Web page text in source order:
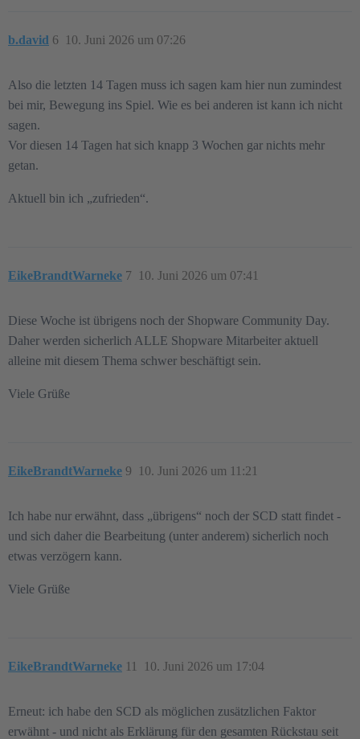
b.david 10. Juni 2026 um 07:26
6
Also die letzten 14 Tagen muss ich sagen kam hier nun zumindest
bei mir, Bewegung ins Spiel. Wie es bei anderen ist kann ich nicht
sagen.
Vor diesen 14 Tagen hat sich knapp 3 Wochen gar nichts mehr
getan.
Aktuell bin ich „zufrieden“.
EikeBrandtWarneke 10. Juni 2026 um 07:41
7
Diese Woche ist übrigens noch der Shopware Community Day.
Daher werden sicherlich ALLE Shopware Mitarbeiter aktuell
alleine mit diesem Thema schwer beschäftigt sein.
Viele Grüße
EikeBrandtWarneke 10. Juni 2026 um 11:21
9
Ich habe nur erwähnt, dass „übrigens“ noch der SCD statt findet -
und sich daher die Bearbeitung (unter anderem) sicherlich noch
etwas verzögern kann.
Viele Grüße
EikeBrandtWarneke 10. Juni 2026 um 17:04
11
Erneut: ich habe den SCD als möglichen zusätzlichen Faktor
erwähnt - und nicht als Erklärung für den gesamten Rückstau seit